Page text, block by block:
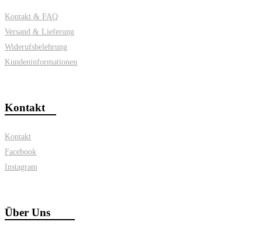
Kontakt & FAQ
Versand & Lieferung
Widerufsbelehrung
Kundeninformationen
Kontakt
Kontakt
Facebook
Instagram
Über Uns